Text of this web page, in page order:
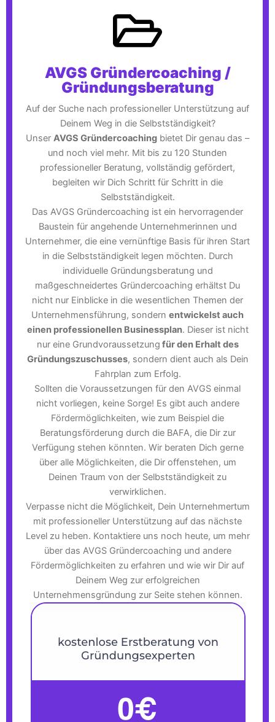
AVGS Gründercoaching /
Gründungsberatung
Auf der Suche nach professioneller Unterstützung auf
Deinem Weg in die Selbstständigkeit?
Unser AVGS Gründercoaching bietet Dir genau das –
und noch viel mehr. Mit bis zu 120 Stunden
professioneller Beratung, vollständig gefördert,
begleiten wir Dich Schritt für Schritt in die
Selbstständigkeit.
Das AVGS Gründercoaching ist ein hervorragender
Baustein für angehende Unternehmerinnen und
Unternehmer, die eine vernünftige Basis für ihren Start
in die Selbstständigkeit legen möchten. Durch
individuelle Gründungsberatung und
maßgeschneidertes Gründercoaching erhältst Du
nicht nur Einblicke in die wesentlichen Themen der
Unternehmensführung, sondern entwickelst auch
einen professionellen Businessplan. Dieser ist nicht
nur eine Grundvoraussetzung für den Erhalt des
Gründungszuschusses, sondern dient auch als Dein
Fahrplan zum Erfolg.
Sollten die Voraussetzungen für den AVGS einmal
nicht vorliegen, keine Sorge! Es gibt auch andere
Fördermöglichkeiten, wie zum Beispiel die
Beratungsförderung durch die BAFA, die Dir zur
Verfügung stehen könnten. Wir beraten Dich gerne
über alle Möglichkeiten, die Dir offenstehen, um
Deinen Traum von der Selbstständigkeit zu
verwirklichen.
Verpasse nicht die Möglichkeit, Dein Unternehmertum
mit professioneller Unterstützung auf das nächste
Level zu heben. Kontaktiere uns noch heute, um mehr
über das AVGS Gründercoaching und andere
Fördermöglichkeiten zu erfahren und wie wir Dir auf
Deinem Weg zur erfolgreichen
Unternehmensgründung zur Seite stehen können.